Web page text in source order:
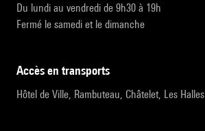
Du lundi au vendredi de 9h30 à 19h
Fermé le samedi et le dimanche
accès en transports
Hôtel de Ville, Rambuteau, Châtelet, Les Halles